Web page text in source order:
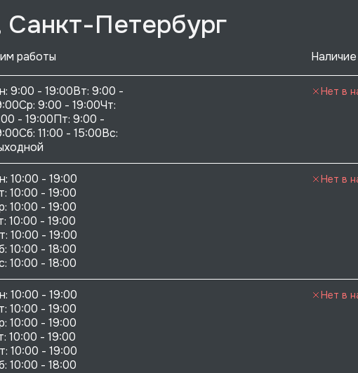
Петербург
работы Наличие
9:00 - 19:00Вт: 9:00 -
9:00 - 19:00Чт:
- 19:00Пт: 9:00 -
11:00 - 15:00Вс:
Нет в
10:00 - 19:00
10:00 - 19:00
10:00 - 19:00
10:00 - 19:00
10:00 - 19:00
10:00 - 18:00
Нет в
10:00 - 19:00
10:00 - 19:00
10:00 - 19:00
10:00 - 19:00
10:00 - 19:00
10:00 - 18:00
Нет в